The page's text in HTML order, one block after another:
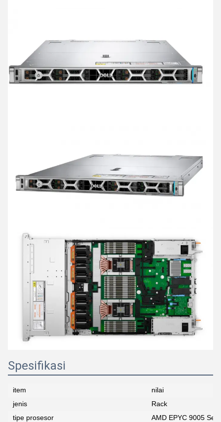
Spesifikasi
item
nilai
jenis
Rack
tipe prosesor
AMD EPYC 9005 Seri